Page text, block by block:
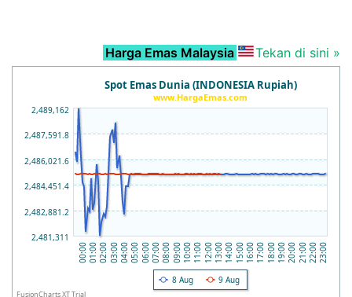
Harga Emas Malaysia Tekan di sini »
00:0001:0002:00 03:0004:0005:00 06:0007:0008:00 09:0010:0011:00 12:0013:0014:00 15:0016:0017:00 18:0019:0020:00 21:0022:0023:00
2,481,311
2,482,881.2
2,484,451.4
2,486,021.6
2,487,591.8
2,489,162
8 Aug 9 Aug
Spot Emas Dunia (INDONESIA Rupiah)
www.HargaEmas.com
FusionCharts XT Trial